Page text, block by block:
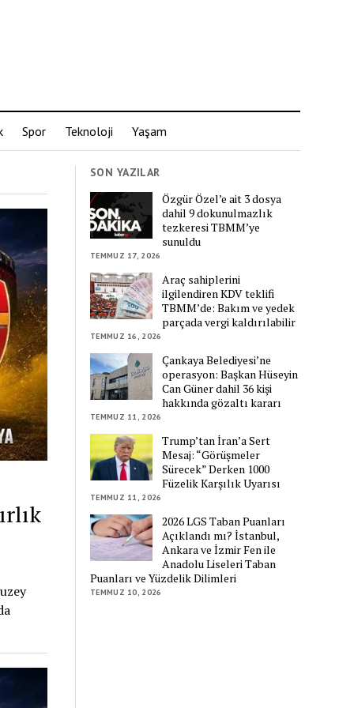
Spor Teknoloji Yaşam
SON YAZILAR
Özgür Özel’e ait 3 dosya
dahil 9 dokunulmazlık
tezkeresi TBMM’ye
sunuldu
TEMMUZ 17, 2026
Araç sahiplerini
ilgilendiren KDV teklifi
TBMM’de: Bakım ve yedek
parçada vergi kaldırılabilir
TEMMUZ 16, 2026
Çankaya Belediyesi’ne
operasyon: Başkan Hüseyin
Can Güner dahil 36 kişi
hakkında gözaltı kararı
TEMMUZ 11, 2026
Trump’tan İran’a Sert
Mesaj: “Görüşmeler
Sürecek” Derken 1000
Füzelik Karşılık Uyarısı
TEMMUZ 11, 2026
2026 LGS Taban Puanları
Açıklandı mı? İstanbul,
Ankara ve İzmir Fen ile
Anadolu Liseleri Taban
Puanları ve Yüzdelik Dilimleri
TEMMUZ 10, 2026